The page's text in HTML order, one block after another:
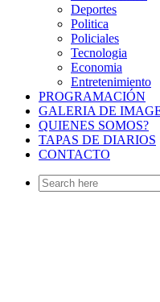
Deportes
Politica
Policiales
Tecnologia
Economia
Entretenimiento
PROGRAMACIÓN
GALERIA DE
QUIENES SOMOS?
TAPAS DE DIARIOS
CONTACTO
Search
for: